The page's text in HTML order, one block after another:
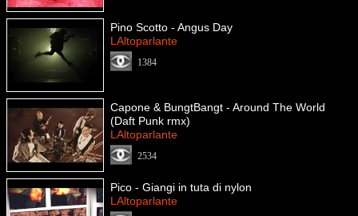
Pino Scotto - Angus Day
LAltoparlante
1384
Capone & BungtBangt - Around The World
(Daft Punk rmx)
LAltoparlante
2534
Pico - Giangi in tuta di nylon
LAltoparlante